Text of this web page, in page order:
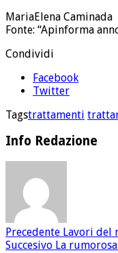
MariaElena Caminada
Fonte: “Apinforma
Condividi
Facebook
Twitter
Tagstrattamenti
Info Redazione
Precedente Lavori del
Succesivo La